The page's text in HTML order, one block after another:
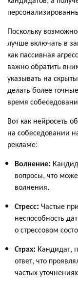
Поскольку
лучше включать в
как пассивная
важно обратить
указывать на
делать более
время
Вот как нейросеть
на собеседовании
рекламе:
Волнение:
вопросы, что
волнения.
Стресс: Частые
неспособность
о стрессовом
Страх: Кандидат,
ответ, что
частых